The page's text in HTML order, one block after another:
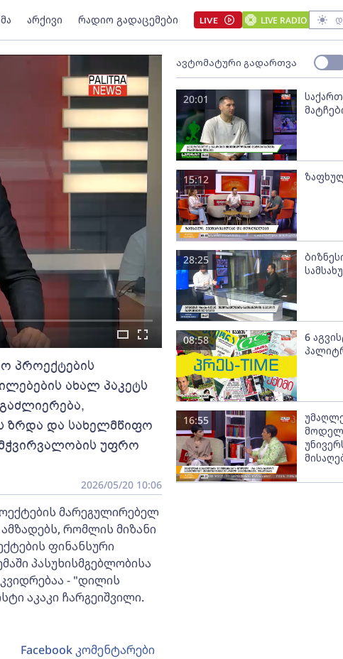
არქივი რადიო გადაცემები LIVE LIVE RADIO
პროექტების
ახალ პაკეტს
ზრდა და სახელმწიფო
უფრო
2026/05/20 10:06
მარეგულირებელ
რომლის მიზანი
ფინანსური
პასუხისმგებლობისა
- "დილის
აკაკი ჩარგეიშვილი.
ავტომატური გადართვა
20:01
15:12
28:25
6
08:58
16:55
Facebook კომენტარები